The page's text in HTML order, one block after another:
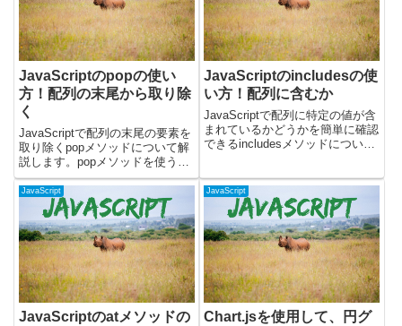
JavaScriptのpopの使い
方！配列の末尾から取り除
く
JavaScriptで配列の末尾の要素を
取り除くpopメソッドについて解
説します。popメソッドを使う
と、配列から最後の要素を取り除
き、その要素を返します。実際に
動くサンプルを使って、以下の操
作を解説します。・`pop`メソッ
ドの基本的な使...
JavaScriptのincludesの使
い方！配列に含むか
JavaScriptで配列に特定の値が含
まれているかどうかを簡単に確認
できるincludesメソッドについて
が存在するかどうかをboolean値
（trueまたはfalse）...
JavaScript
JavaScriptのatメソッドの
JavaScript
Chart.jsを使用して、円グ